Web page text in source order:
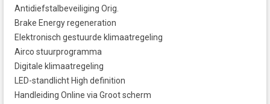
Antidiefstalbeveiliging Orig.
Brake Energy regeneration
Elektronisch gestuurde klimaatregeling
Airco stuurprogramma
Digitale klimaatregeling
LED-standlicht High definition
Handleiding Online via Groot scherm